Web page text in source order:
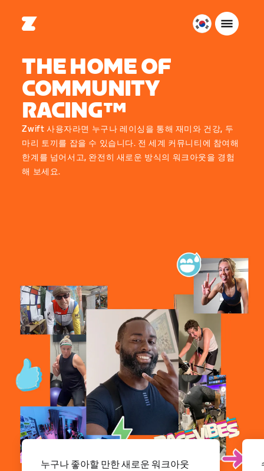
대
THE HOME OF
COMMUNITY
RACING™
Zwift 사용자라면 누구나 레이싱을 통해 재미와 건강, 두
마리 토끼를 잡을 수 있습니다. 전 세계 커뮤니티에 참여해
한계를 넘어서고, 완전히 새로운 방식의 워크아웃을 경험
해 보세요.
누구나 좋아할 만한 새로운 워크아웃